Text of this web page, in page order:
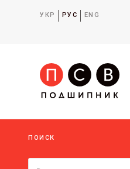
УКР РУС ENG
ПОИСК